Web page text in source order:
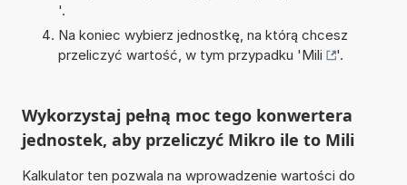
'.
Na koniec wybierz jednostkę, na którą chcesz
przeliczyć wartość, w tym przypadku 'Mili '.
Wykorzystaj pełną moc tego konwertera
jednostek, aby przeliczyć Mikro ile to Mili
Kalkulator ten pozwala na wprowadzenie wartości do